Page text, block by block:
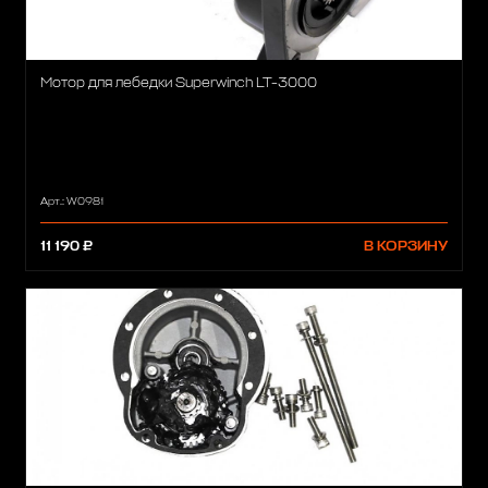
Мотор для лебедки Superwinch LT-3000
Арт.: W0981
11 190 ₽ В КОРЗИНУ